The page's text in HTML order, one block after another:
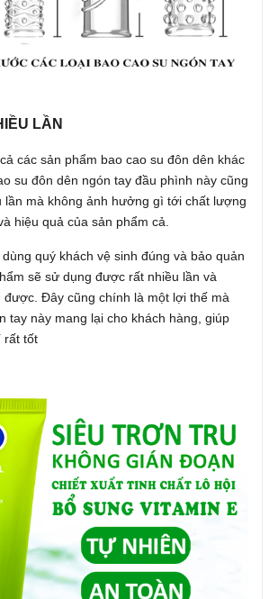
LẦN
các sản phẩm bao cao su đôn dên khác
su đôn dên ngón tay đầu phình này cũng
lần mà không ảnh hưởng gì tới chất lượng
hiệu quả của sản phẩm cả.
quý khách vệ sinh đúng và bảo quản
sẽ sử dụng được rất nhiều lần và
được. Đây cũng chính là một lợi thế mà
tay này mang lại cho khách hàng, giúp
rất tốt